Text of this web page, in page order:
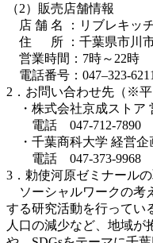
（2）販売店舗情報
店 舗 名 ：リブレキッ
住 所 ：千葉県市川市
営業時間：7時～22時
電話番号：047–323-6211
2．お問い合わせ先（※平
・株式会社京成ストア
電話 047-712-7890
・千葉商科大学 経営企
電話 047-373-9968
3．勅使河原ゼミナール
ソーシャルワークの考
する研究活動を行ってい
人口の減少など、地域が